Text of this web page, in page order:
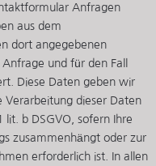
Anfragen
aus dem
dort angegebenen
und für den Fall
Diese Daten geben wir
Verarbeitung dieser Daten
b DSGVO, sofern Ihre
zusammenhängt oder zur
erforderlich ist. In allen